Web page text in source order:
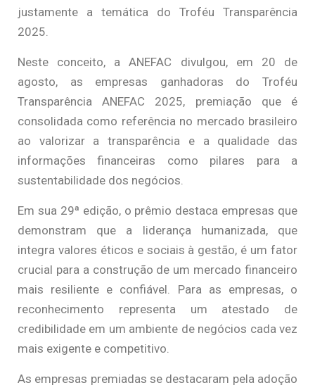
justamente a temática do Troféu Transparência
2025.
Neste conceito, a ANEFAC divulgou, em 20 de
agosto, as empresas ganhadoras do Troféu
Transparência ANEFAC 2025, premiação que é
consolidada como referência no mercado brasileiro
ao valorizar a transparência e a qualidade das
informações financeiras como pilares para a
sustentabilidade dos negócios.
Em sua 29ª edição, o prêmio destaca empresas que
demonstram que a liderança humanizada, que
integra valores éticos e sociais à gestão, é um fator
crucial para a construção de um mercado financeiro
mais resiliente e confiável. Para as empresas, o
reconhecimento representa um atestado de
credibilidade em um ambiente de negócios cada vez
mais exigente e competitivo.
As empresas premiadas se destacaram pela adoção